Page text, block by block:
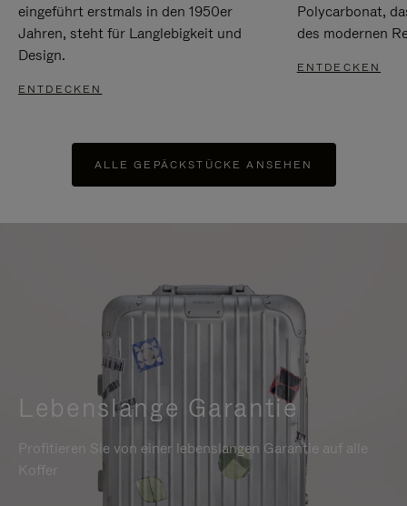
eingeführt erstmals in den 1950er
Jahren, steht für Langlebigkeit und
Design.
ENTDECKEN
Polycarbonat,
des modernen
ENTDECKEN
ALLE GEPÄCKSTÜCKE ANSEHEN
Lebenslange Garantie
Profitieren Sie von einer lebenslangen Garantie auf alle
Koffer